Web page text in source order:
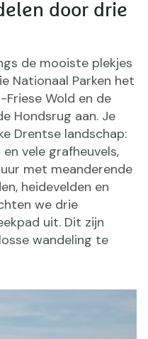
door drie
de mooiste plekjes
Nationaal Parken het
Wold en de
Hondsrug aan. Je
Drentse landschap:
vele grafheuvels,
met meanderende
heidevelden en
we drie
uit. Dit zijn
wandeling te